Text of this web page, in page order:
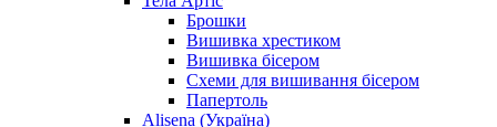
Брошки
Вишивка хрестиком
Вишивка бісером
Схеми для вишивання бісером
Папертоль
Alisena (Україна)